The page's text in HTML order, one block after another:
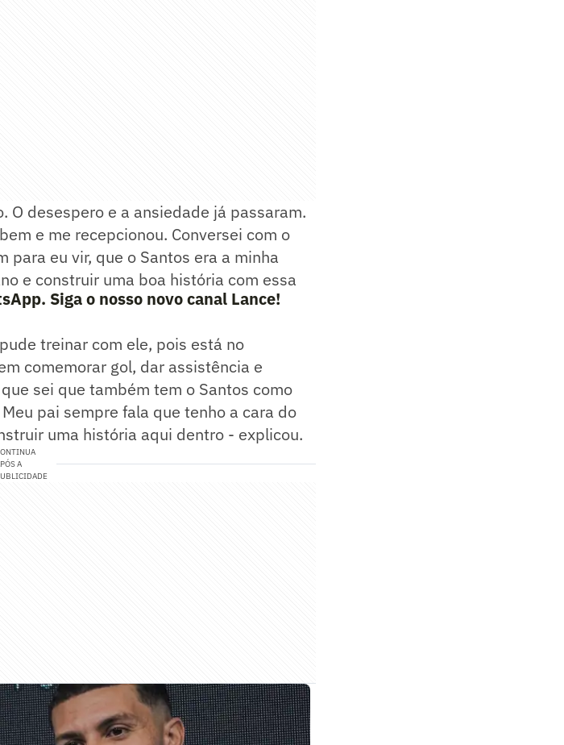
O desespero e a ansiedade já passaram.
e me recepcionou. Conversei com o
para eu vir, que o Santos era a minha
e construir uma boa história com essa
Siga o nosso novo canal Lance!
treinar com ele, pois está no
comemorar gol, dar assistência e
sei que também tem o Santos como
pai sempre fala que tenho a cara do
uma história aqui dentro - explicou.
A